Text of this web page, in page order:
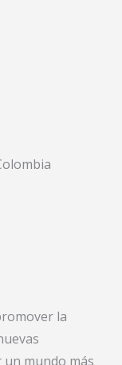
la
mundo más